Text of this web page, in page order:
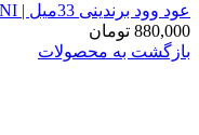
عود وود برندینی 33میل | Oud Wood Edp BRANDINI
880,000 تومان
بازگشت به محصولات